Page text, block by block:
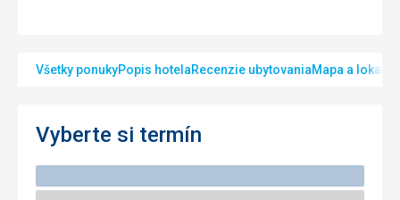
Všetky ponukyPopis hotelaRecenzie ubytovaniaMapa a lokalita
Vyberte si termín